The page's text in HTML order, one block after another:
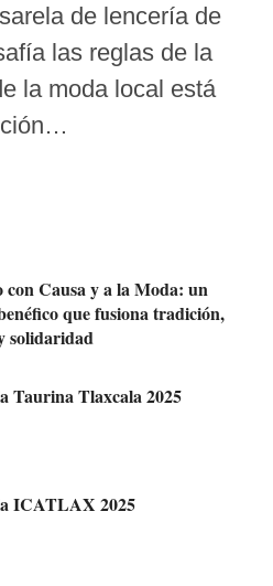
de lencería de
las reglas de la
la moda local está
Causa y a la Moda: un
que fusiona tradición,
solidaridad
Taurina Tlaxcala 2025
ICATLAX 2025